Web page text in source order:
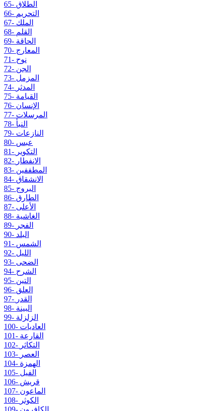
65- الطلاق
66- التحريم
67- الملك
68- القلم
69- الحاقة
70- المعارج
71- نوح
72- الجن
73- المزمل
74- المدثر
75- القيامة
76- الإنسان
77- المرسلات
78- النبأ
79- النازعات
80- عبس
81- التكوير
82- الانفطار
83- المطففين
84- الانشقاق
85- البروج
86- الطارق
87- الأعلى
88- الغاشية
89- الفجر
90- البلد
91- الشمس
92- الليل
93- الضحى
94- الشرح
95- التين
96- العلق
97- القدر
98- البينة
99- الزلزلة
100- العاديات
101- القارعة
102- التكاثر
103- العصر
104- الهمزة
105- الفيل
106- قريش
107- الماعون
108- الكوثر
109- الكافرون